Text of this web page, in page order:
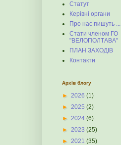
Статут
Керівні органи
Про нас пишуть ...
Стати членом ГО
"ВЕЛОПОЛТАВА"
ПЛАН ЗАХОДІВ
Контакти
Архів блогу
► 2026 (1)
► 2025 (2)
► 2024 (6)
► 2023 (25)
► 2021 (35)